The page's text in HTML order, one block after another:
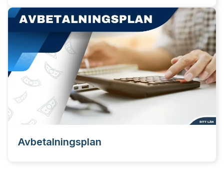
Avbetalningsplan